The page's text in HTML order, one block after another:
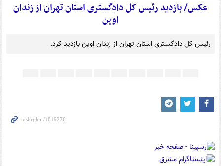
عکس/ بازدید رئیس کل دادگستری استان تهران از زندان
اوین
رئیس کل دادگستری استان تهران از زندان اوین بازدید کرد.